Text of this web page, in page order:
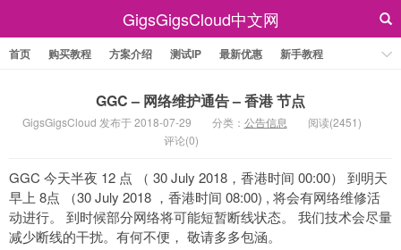
GigsGigsCloud中文网
首页 购买教程 方案介绍 测试IP 最新优惠 新手教程
GGC – 网络维护通告 – 香港 节点
GigsGigsCloud 发布于 2018-07-29 分类： 公告信息
阅读(2451)
评论(0)
GGC 今天半夜 12 点 （ 30 July 2018，香港时间 00:00） 到明天
早上 8点 （30 July 2018 ，香港时间 08:00) , 将会有网络维修活
动进行。 到时候部分网络将可能短暂断线状态。 我们技术会尽量
减少断线的干扰。有何不便， 敬请多多包涵。